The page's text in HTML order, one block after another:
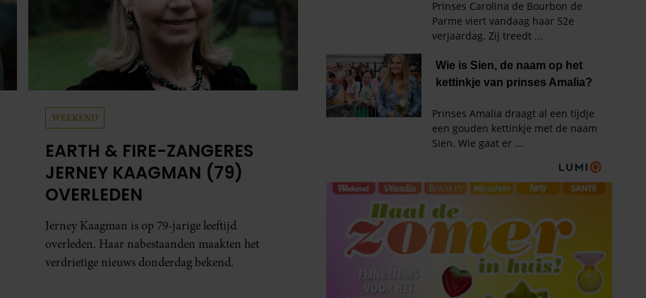
WEEKEND
EARTH & FIRE-ZANGERES
JERNEY KAAGMAN (79)
OVERLEDEN
Jerney Kaagman is op 79-jarige leeftijd
overleden. Haar nabestaanden maakten het
verdrietige nieuws donderdag bekend.